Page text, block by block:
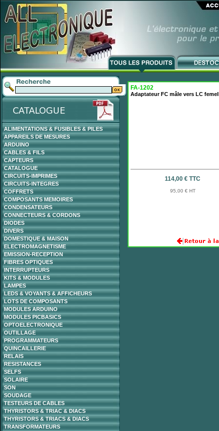
ALIMENTATIONS & FUSIBLES & PILES
APPAREILS DE MESURES
ARDUINO
CABLES & FILS
CAPTEURS
CATALOGUE
CIRCUITS-IMPRIMES
CIRCUITS-INTEGRES
COFFRETS
COMPOSANTS MEMOIRES
CONDENSATEURS
CONNECTEURS & CORDONS
DIODES
DIVERS
DOMESTIQUE & MAISON
ELECTROMAGNETISME
EMISSION-RECEPTION
FIBRES OPTIQUES
INTERRUPTEURS
KITS & MODULES
LAMPES
LEDS & VOYANTS & AFFICHEURS
LOTS DE COMPOSANTS
MODULES ARDUINO
MODULES PICBASICS
OPTOELECTRONIQUE
OUTILLAGE
PROGRAMMATEURS
QUINCAILLERIE
RELAIS
RESISTANCES
SELFS
SOLAIRE
SON
SOUDAGE
TESTEURS DE CABLES
THYRISTORS & TRIAC & DIACS
THYRISTORS & TRIACS & DIACS
TRANSFORMATEURS
FA-1202
Adaptateur FC mâle vers LC
114,00 € TTC
95,00 € HT